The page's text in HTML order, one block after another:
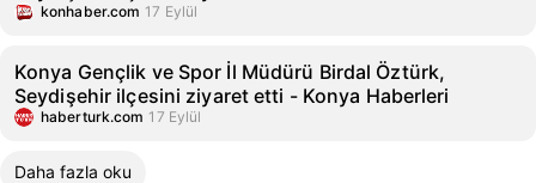
konhaber.com 17 Eylül
Konya Gençlik ve Spor İl Müdürü Birdal Öztürk,
Seydişehir ilçesini ziyaret etti - Konya Haberleri
haberturk.com 17 Eylül
Daha fazla oku